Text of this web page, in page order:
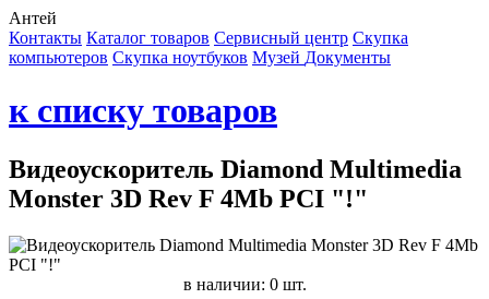
Антей
Контакты Каталог товаров Сервисный центр Cкупка
компьютеров Cкупка ноутбуков Музей Документы
к списку товаров
Видеоускоритель Diamond Multimedia
Monster 3D Rev F 4Mb PCI "!"
в наличии: 0 шт.